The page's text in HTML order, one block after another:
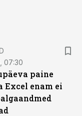
07:30
paine
Excel enam ei